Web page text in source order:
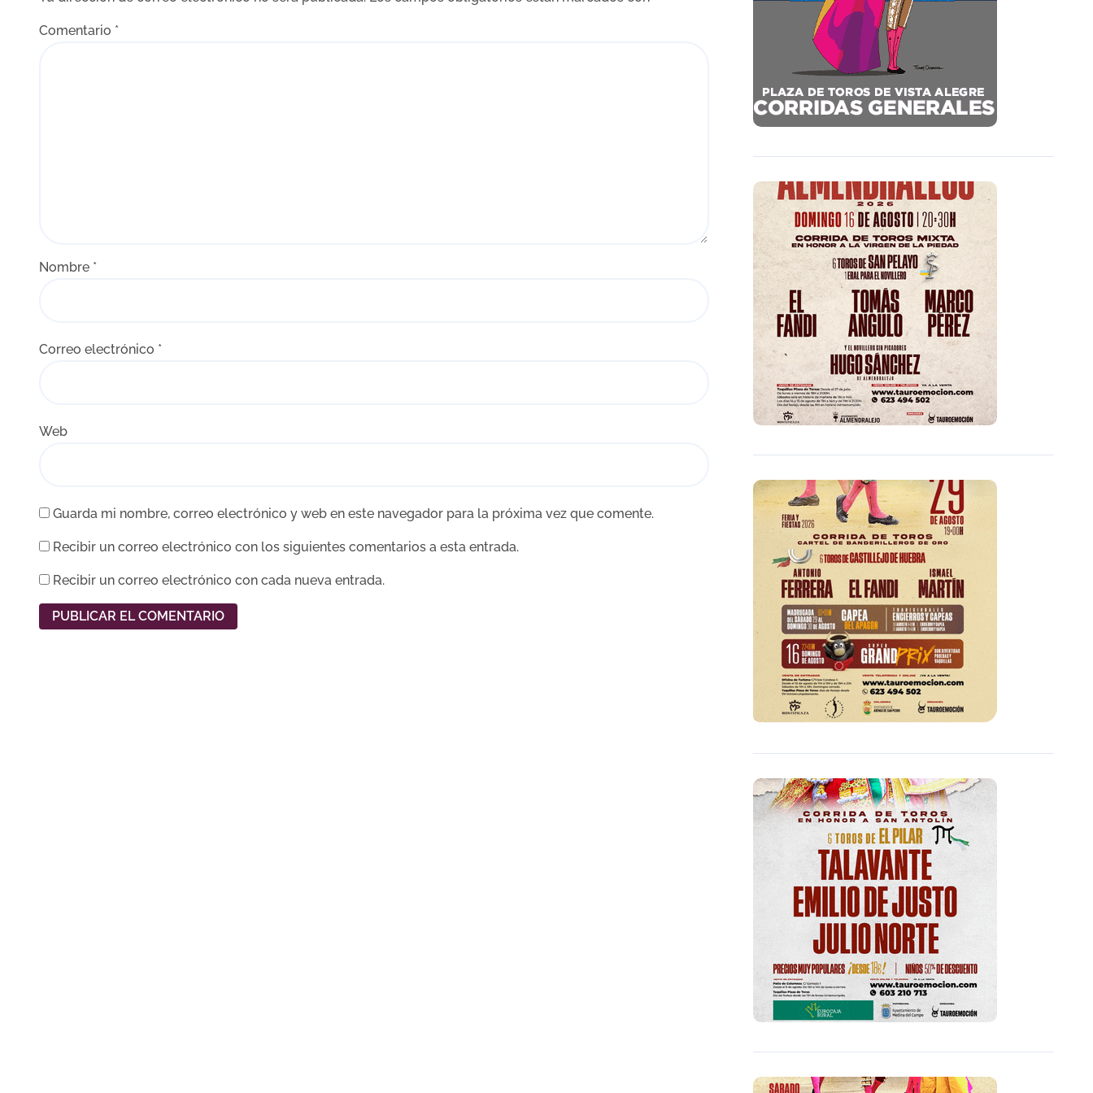
d
Comentario *
Nombre *
Correo electrónico *
Web
Guarda mi nombre, correo electrónico y web en este navegador para la próxima vez que comente.
Recibir un correo electrónico con los siguientes comentarios a esta entrada.
Recibir un correo electrónico con cada nueva entrada.